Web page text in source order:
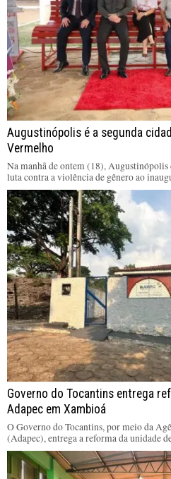
Augustinópolis é a segunda
Vermelho
Na manhã de ontem (18), Augustinópolis
luta contra a violência de gênero ao
Governo do Tocantins entrega
Adapec em Xambioá
O Governo do Tocantins, por meio da
(Adapec), entrega a reforma da unidade